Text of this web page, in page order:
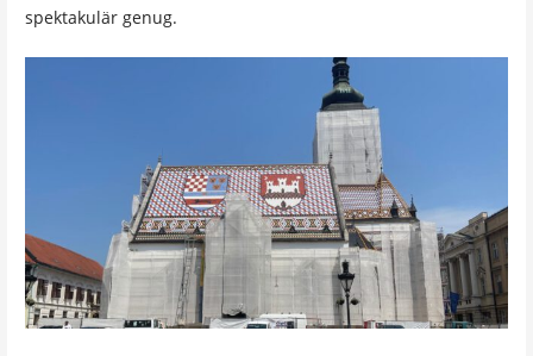
spektakulär genug.